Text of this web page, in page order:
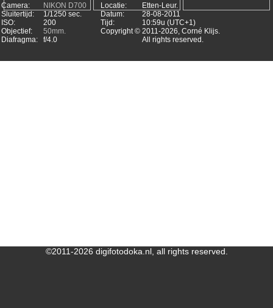
Camera:
Sluitertijd:
ISO:
Objectief:
Diafragma:
NIKON D700
1/1250 sec.
200
50mm.
f/4.0
Locatie:
Datum:
Tijd:
Copyright ©
Etten-Leur.
28-08-2011
10:59u (UTC+1)
2011-2026, Corné Klijs.
All rights reserved.
©2011-2026 digifotodoka.nl, all rights reserved.